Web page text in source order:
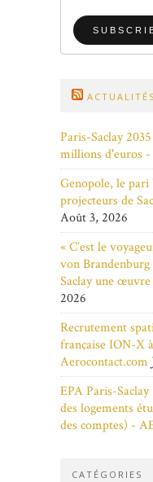
Paris-Saclay
millions d'euros -
Genopole, le pari
projecteurs de
Août 3, 2026
« C’est le
von
Saclay une
2026
Recrutement
française ION-X
Aerocontact.com
EPA Paris-
des logements
des comptes) -
CATÉGORIES